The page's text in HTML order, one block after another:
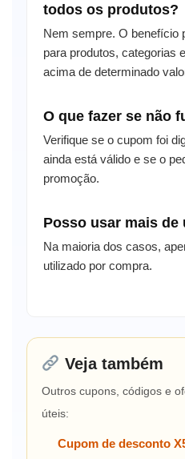
todos os produtos?
Nem sempre. O benefício
para produtos, categorias
acima de determinado
O que fazer se não
Verifique se o cupom foi
ainda está válido e se o
promoção.
Posso usar mais de
Na maioria dos casos,
utilizado por compra.
Veja também
Outros cupons, códigos e
úteis:
Cupom de desconto